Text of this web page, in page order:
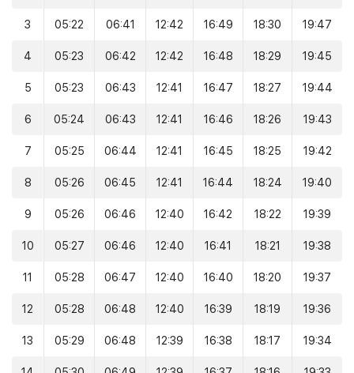
3 05:22 06:41 12:42 16:49 18:30 19:47
4 05:23 06:42 12:42 16:48 18:29 19:45
5 05:23 06:43 12:41 16:47 18:27 19:44
6 05:24 06:43 12:41 16:46 18:26 19:43
7 05:25 06:44 12:41 16:45 18:25 19:42
8 05:26 06:45 12:41 16:44 18:24 19:40
9 05:26 06:46 12:40 16:42 18:22 19:39
10 05:27 06:46 12:40 16:41 18:21 19:38
11 05:28 06:47 12:40 16:40 18:20 19:37
12 05:28 06:48 12:40 16:39 18:19 19:36
13 05:29 06:48 12:39 16:38 18:17 19:34